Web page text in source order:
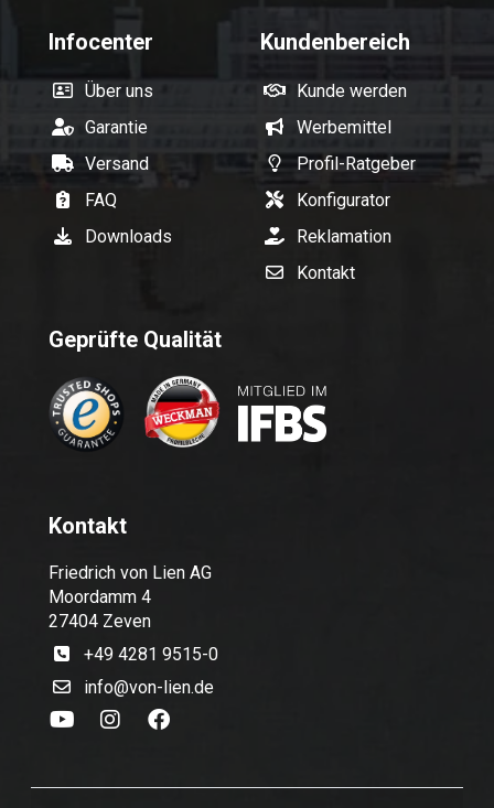
Infocenter
Über uns
Garantie
Versand
FAQ
Downloads
Kundenbereich
Kunde werden
Werbemittel
Profil-Ratgeber
Konfigurator
Reklamation
Kontakt
Geprüfte Qualität
Kontakt
Friedrich von Lien AG
Moordamm 4
27404 Zeven
+49 4281 9515-0
info@von-lien.de